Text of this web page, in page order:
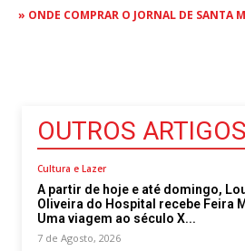
» ONDE COMPRAR O JORNAL DE SANTA
OUTROS ARTIGOS
Cultura e Lazer
A partir de hoje e até domingo,
Oliveira do Hospital recebe Feira
Uma viagem ao século X...
7 de Agosto, 2026